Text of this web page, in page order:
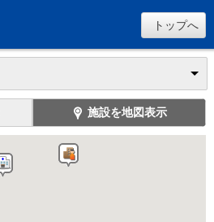
トップへ
施設を地図表示